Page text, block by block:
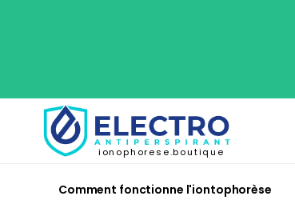
ionophorese.boutique
Comment fonctionne l'iontophorèse